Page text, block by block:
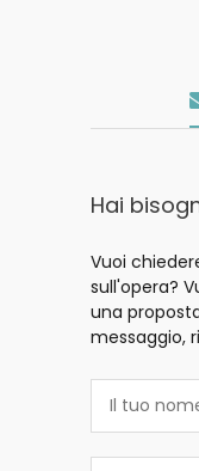
Hai
Vuoi
sull'opera?
una
messaggio,